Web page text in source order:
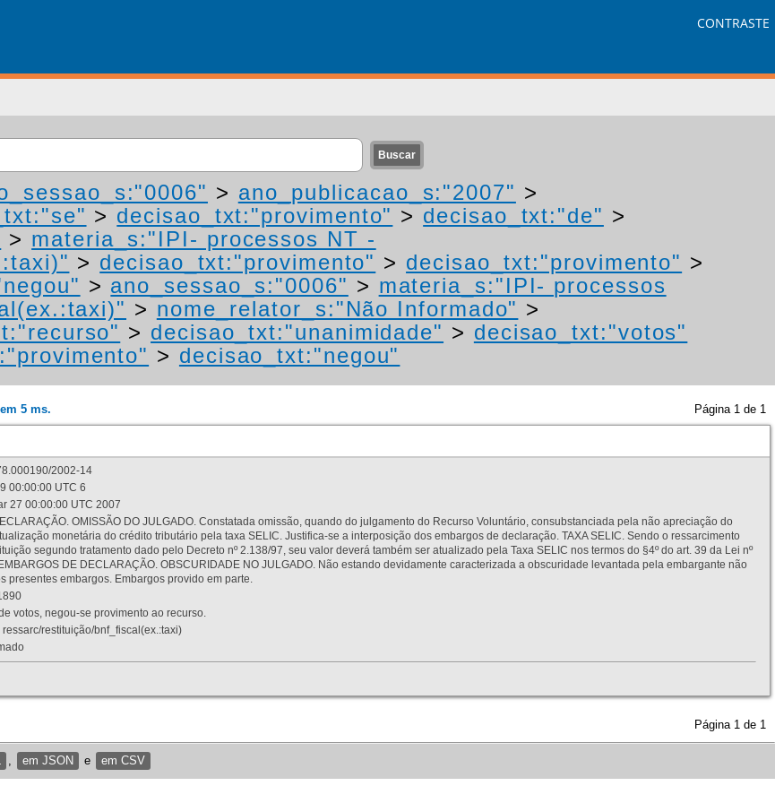
CONTRASTE
> ano_publicacao_s:"2007" >
> decisao_txt:"provimento" > decisao_txt:"de" >
> materia_s:"IPI- processos NT -
> decisao_txt:"provimento" > decisao_txt:"provimento" >
> ano_sessao_s:"0006" > materia_s:"IPI- processos
> nome_relator_s:"Não Informado" >
> decisao_txt:"unanimidade" > decisao_txt:"votos"
> decisao_txt:"negou"
5 ms. Página 1 de 1
2002-14
00:00:00 UTC 6
27 00:00:00 UTC 2007
OMISSÃO DO JULGADO. Constatada omissão, quando do julgamento do Recurso Voluntário, consubstanciada pela não apreciação do
monetária do crédito tributário pela taxa SELIC. Justifica-se a interposição dos embargos de declaração. TAXA SELIC. Sendo o ressarcimento
segundo tratamento dado pelo Decreto nº 2.138/97, seu valor deverá também ser atualizado pela Taxa SELIC nos termos do §4º do art. 39 da Lei nº
DE DECLARAÇÃO. OBSCURIDADE NO JULGADO. Não estando devidamente caracterizada a obscuridade levantada pela embargante não
presentes embargos. Embargos provido em parte.
votos, negou-se provimento ao recurso.
ressarc/restituição/bnf_fiscal(ex.:taxi)
Página 1 de 1
em JSON e em CSV